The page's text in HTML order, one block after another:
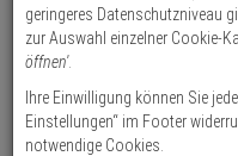
Zeichen
ein,
um
Suche
gestartet
Mobotix Mx-
95° 4K Nacht-
Produktmerkmale
geringeres Datenschutzniveau
zur Auswahl einzelner Cookie-
öffnen'.
Ihre Einwilligung können Sie
Einstellungen“ im Footer
notwendige Cookies.